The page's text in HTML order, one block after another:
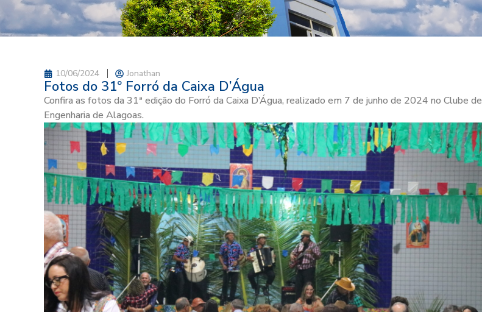
10/06/2024 Jonathan
Fotos do 31º Forró da Caixa D’Água
Confira as fotos da 31ª edição do Forró da Caixa D’Água, realizado em 7 de junho de 2024 no Clube de
Engenharia de Alagoas.